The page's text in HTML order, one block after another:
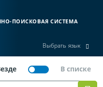
ПОИСКОВАЯ СИСТЕМА
Выбрать язык